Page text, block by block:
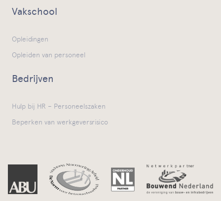
Vakschool
Opleidingen
Opleiden van personeel
Bedrijven
Hulp bij HR – Personeelszaken
Beperken van werkgeversrisico